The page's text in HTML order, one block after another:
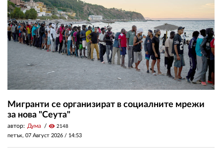
Мигранти се организират в социалните мрежи
за нова "Сеута"
автор: Дума visibility 2148
петък, 07 Август 2026 / 14:53